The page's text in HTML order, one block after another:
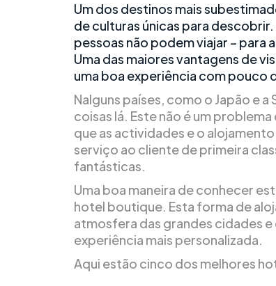
Um dos destinos mais
de culturas únicas para
pessoas não podem viajar – para
Uma das maiores vantagens de
uma boa experiência com pouco
Nalguns países, como o Japão e
coisas lá. Este não é um
que as actividades e o
serviço ao cliente de primeira
fantásticas.
Uma boa maneira de conhecer
hotel boutique. Esta forma de
atmosfera das grandes cidades
experiência mais personalizada.
Aqui estão cinco dos melhores